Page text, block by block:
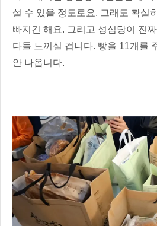
설 수 있을 정도로요. 그래도 확실
빠지긴 해요. 그리고 성심당이 진
다들 느끼실 겁니다. 빵을 11개를
안 나옵니다.